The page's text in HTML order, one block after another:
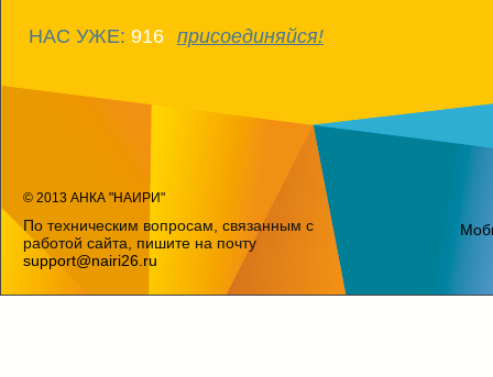
НАС УЖЕ: 916 присоединяйся!
© 2013 АНКА "НАИРИ"
По техническим вопросам, связанным с
работой сайта, пишите на почту
support@nairi26.ru